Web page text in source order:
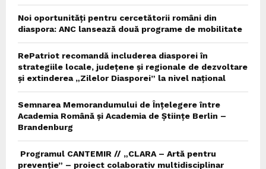
Noi oportunități pentru cercetătorii români din
diaspora: ANC lansează două programe de mobilitate
RePatriot recomandă includerea diasporei în
strategiile locale, județene și regionale de dezvoltare
și extinderea „Zilelor Diasporei” la nivel național
Semnarea Memorandumului de Înțelegere între
Academia Română și Academia de Științe Berlin –
Brandenburg
Programul CANTEMIR // „CLARA – Artă pentru
prevenție” – proiect colaborativ multidisciplinar